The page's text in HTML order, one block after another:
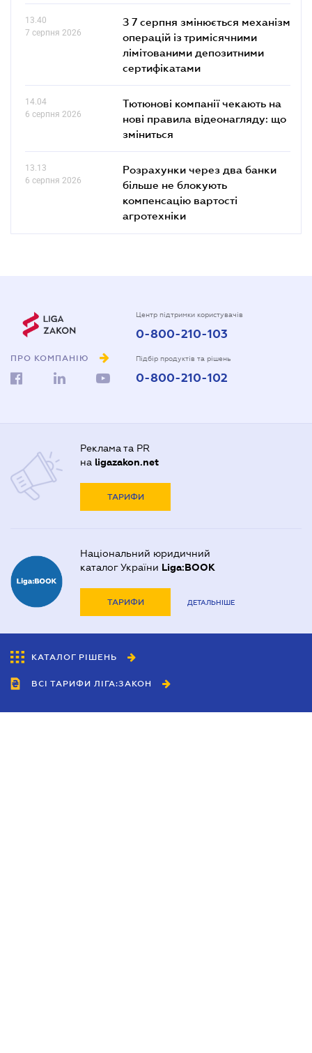
13.40
7 серпня 2026
З 7 серпня змінюється механізм
операцій із тримісячними
лімітованими депозитними
сертифікатами
14.04
6 серпня 2026
Тютюнові компанії чекають на
нові правила відеонагляду: що
зміниться
13.13
6 серпня 2026
Розрахунки через два банки
більше не блокують
компенсацію вартості
агротехніки
ПРО КОМПАНІЮ
Центр підтримки користувачів
0-800-210-103
Підбір продуктів та рішень
0-800-210-102
Реклама та PR
на ligazakon.net
ТАРИФИ
Національний юридичний
каталог України Liga:BOOK
ТАРИФИ ДЕТАЛЬНІШЕ
КАТАЛОГ РІШЕНЬ
ВСІ ТАРИФИ ЛІГА:ЗАКОН